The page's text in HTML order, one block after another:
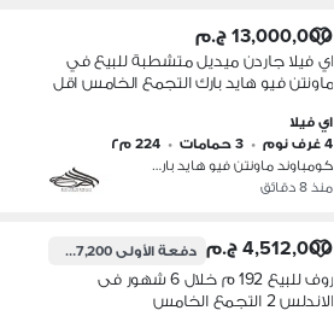
13,000,000 ج.م
اي فيلا جاردن ميديل متشطبة للبيع في
ماونتن فيو هايد بارك التجمع الخامس اقل
View hyde park
اي فيلا
4 غرف نوم
• 3 حمامات • 224 م٢
كومباوند ماونتن فيو هايد بارك، التج…
منذ 8 دقائق
4,512,000 ج.م دفعة الأولى2,707,200 ج.م
روف للبيع 192 م خلال 6 شهور فى
الاندلس 2 التجمع الخامس